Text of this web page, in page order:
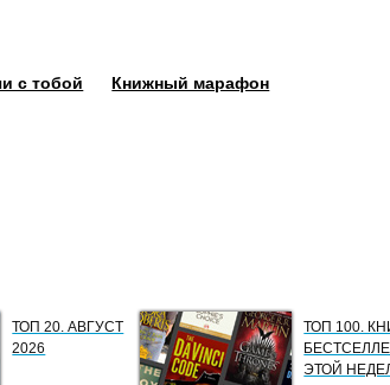
с тобой
Книжный марафон
ТОП 20. АВГУСТ
2026
ТОП 100.
ЭТОЙ